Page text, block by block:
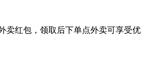
卖红包，领取后下单点外卖可享受优